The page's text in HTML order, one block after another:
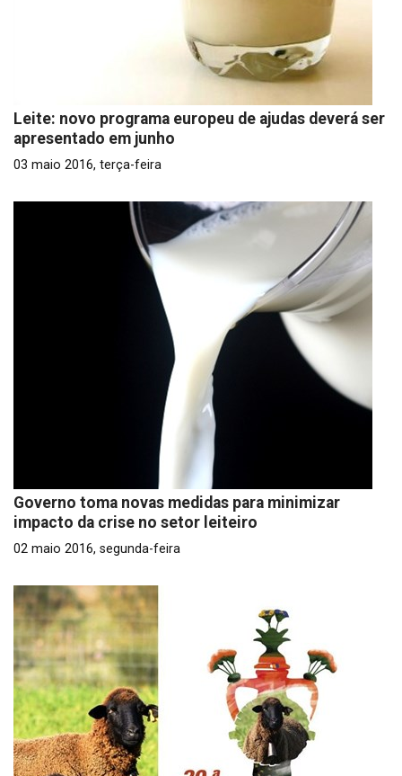
Leite: novo programa europeu de ajudas deverá ser
apresentado em junho
03 maio 2016, terça-feira
Governo toma novas medidas para minimizar
impacto da crise no setor leiteiro
02 maio 2016, segunda-feira